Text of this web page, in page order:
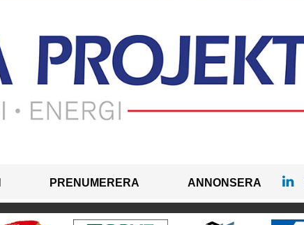
PRENUMERERA ANNONSERA